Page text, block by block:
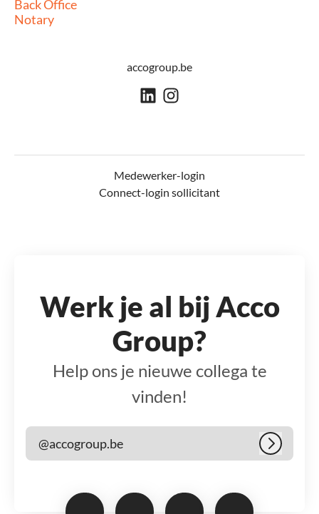
Back Office
Notary
accogroup.be
Medewerker-login
Connect-login sollicitant
Werk je al bij Acco
Group?
Help ons je nieuwe collega te
vinden!
@accogroup.be Inloggen